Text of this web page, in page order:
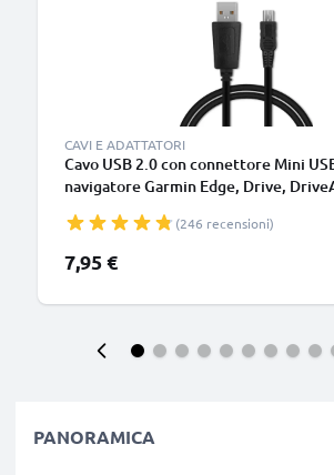
CAVI E ADATTATORI
Cavo USB 2.0 con connettore Mini
navigatore Garmin Edge, Drive,
cavetto dati & ricarica 1A in PVC nero
(246 recensioni)
7,95 €
PANORAMICA